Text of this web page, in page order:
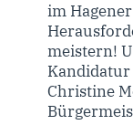
im
meistern!
Kandidatur
Christine